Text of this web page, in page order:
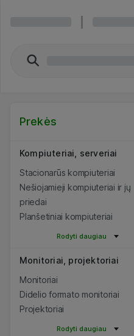
Prekės
Kompiuteriai, serveriai
Stacionarūs kompiuteriai
Nešiojamieji kompiuteriai ir jų
priedai
Planšetiniai kompiuteriai
Rodyti daugiau
Monitoriai, projektoriai
Monitoriai
Didelio formato monitoriai
Projektoriai
Rodyti daugiau